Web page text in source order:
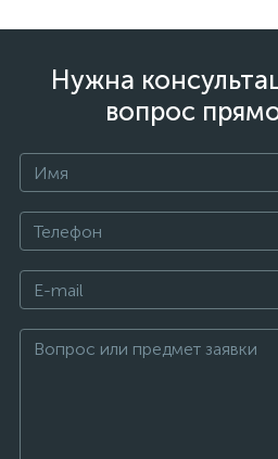
Нужна
вопрос